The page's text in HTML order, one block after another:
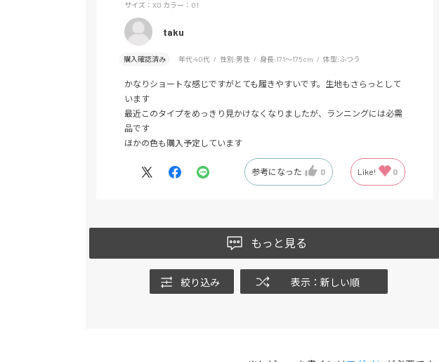
サイズ：XO カラー：01
taku
購入確認済み 年代:40代 性別:男性 身長:171～175cm 体型:ふつう
かなりショートな感じですがとても履きやすいです。生地もさらっとして
います
最近このタイプをめっきり見かけなくなりましたが、ランニングには必需
品です
ほかの色も購入予定しています
参考になった 0 Like! 0
もっと見る
絞り込み 表示：新しい順